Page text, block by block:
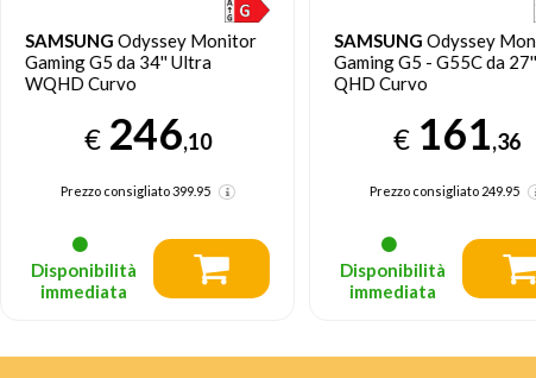
SAMSUNGOdyssey Monitor
Gaming G5 da 34'' Ultra
WQHD Curvo
246,10
Prezzo consigliato399.95
Disponibilità
immediata
SAMSUNGOdyssey Monitor
Gaming G5 - G55C da 27''
QHD Curvo
161,36
Prezzo consigliato249.95
Disponibilità
immediata